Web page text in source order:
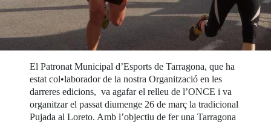
El Patronat Municipal d’Esports de Tarragona, que ha
estat col•laborador de la nostra Organització en les
darreres edicions, va agafar el relleu de l’ONCE i va
organitzar el passat diumenge 26 de març la tradicional
Pujada al Loreto. Amb l’objectiu de fer una Tarragona